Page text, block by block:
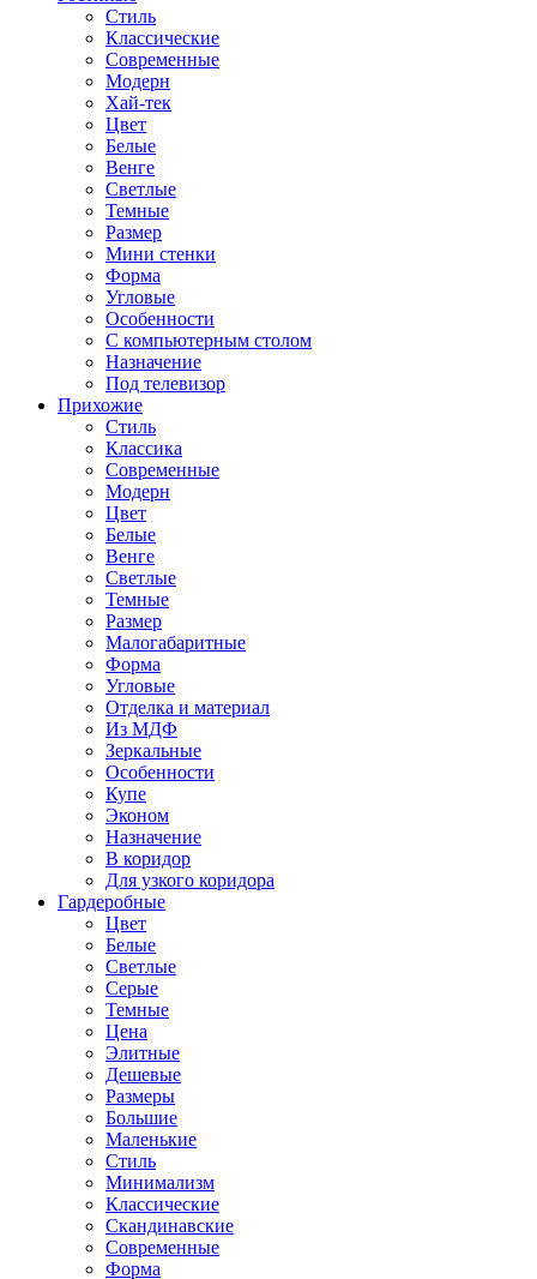
Стиль
Классические
Современные
Модерн
Хай-тек
Цвет
Белые
Венге
Светлые
Темные
Размер
Мини стенки
Форма
Угловые
Особенности
С компьютерным столом
Назначение
Под телевизор
Прихожие
Стиль
Классика
Современные
Модерн
Цвет
Белые
Венге
Светлые
Темные
Размер
Малогабаритные
Форма
Угловые
Отделка и материал
Из МДФ
Зеркальные
Особенности
Купе
Эконом
Назначение
В коридор
Для узкого коридора
Гардеробные
Цвет
Белые
Светлые
Серые
Темные
Цена
Элитные
Дешевые
Размеры
Большие
Маленькие
Стиль
Минимализм
Классические
Скандинавские
Современные
Форма